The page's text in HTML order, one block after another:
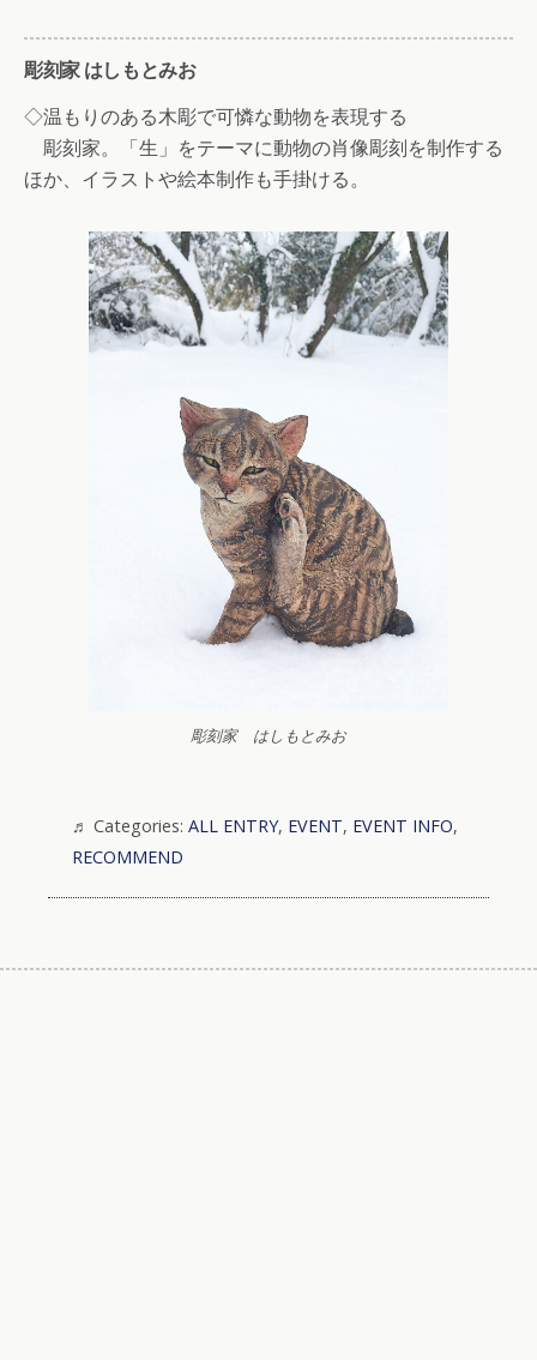
彫刻家 はしもとみお
◇温もりのある木彫で可憐な動物を表現する
彫刻家。「生」をテーマに動物の肖像彫刻を制作する
ほか、イラストや絵本制作も手掛ける。
彫刻家 はしもとみお
Categories: ALL ENTRY, EVENT, EVENT INFO,
RECOMMEND